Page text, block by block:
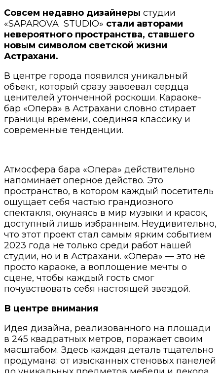
Совсем недавно дизайнеры студии
«SAPAROVA STUDIO» стали авторами
невероятного пространства, ставшего
новым символом светской жизни
Астрахани.
В центре города появился уникальный
объект, который сразу завоевал сердца
ценителей утонченной роскоши. Караоке-
бар «Опера» в Астрахани словно стирает
границы времени, соединяя классику и
современные тенденции.
Атмосфера бара «Опера» действительно
напоминает оперное действо. Это
пространство, в котором каждый посетитель
ощущает себя частью грандиозного
спектакля, окунаясь в мир музыки и красок,
доступный лишь избранным. Неудивительно,
что этот проект стал самым ярким событием
2023 года не только среди работ нашей
студии, но и в Астрахани. «Опера» — это не
просто караоке, а воплощение мечты о
сцене, чтобы каждый гость смог
почувствовать себя настоящей звездой.
В центре внимания
Идея дизайна, реализованного на площади
в 245 квадратных метров, поражает своим
масштабом. Здесь каждая деталь тщательно
продумана: от изысканных стеновых панелей